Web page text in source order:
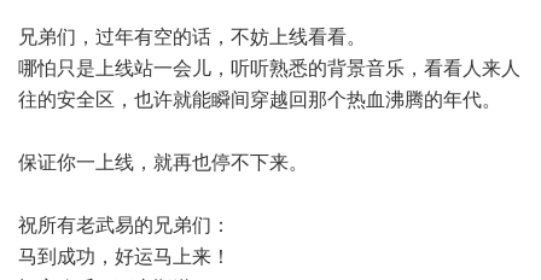
兄弟们，过年有空的话，不妨上线看看。
哪怕只是上线站一会儿，听听熟悉的背景音乐，看看人来人
往的安全区，也许就能瞬间穿越回那个热血沸腾的年代。
保证你一上线，就再也停不下来。
祝所有老武易的兄弟们：
马到成功，好运马上来！